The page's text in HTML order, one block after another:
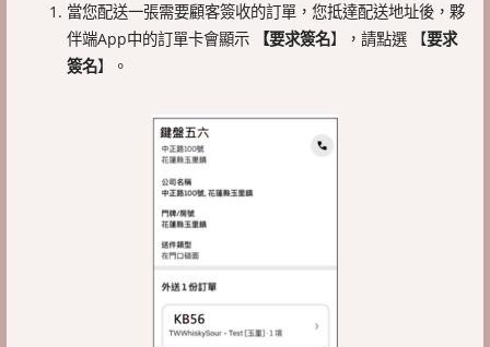
當您配送一張需要顧客簽收的訂單，您抵達配送地址後，夥
伴端App中的訂單卡會顯示
【要求簽名】，請點選 【要求
簽名】。